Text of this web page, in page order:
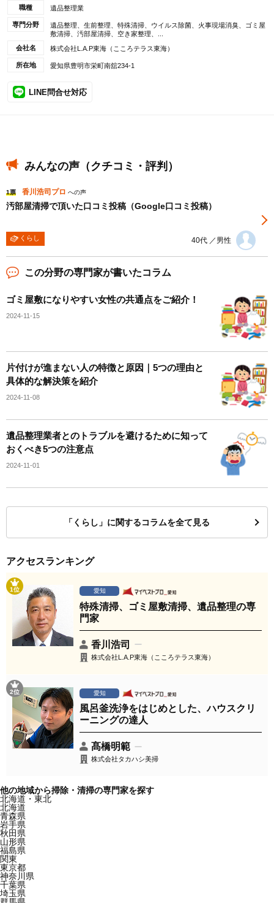
職種 遺品整理業
専門分野
遺品整理、生前整理、特殊清掃、ウイルス除菌、火事現場消臭、ゴミ屋
敷清掃、汚部屋清掃、空き家整理、...
会社名
株式会社L.A.P東海（こころテラス東海）
所在地 愛知県豊明市栄町南舘234-1
LINE問合せ対応
みんなの声（クチコミ・評判）
1票 香川浩司プロ への声
汚部屋清掃で頂いた口コミ投稿（Google口コミ投稿）
くらし 40代 ／男性
この分野の専門家が書いたコラム
ゴミ屋敷になりやすい女性の共通点をご紹介！
2024-11-15
片付けが進まない人の特徴と原因｜5つの理由と
具体的な解決策を紹介
2024-11-08
遺品整理業者とのトラブルを避けるために知って
おくべき5つの注意点
2024-11-01
「くらし」に関するコラムを全て見る
アクセスランキング
1位 愛知
特殊清掃、ゴミ屋敷清掃、遺品整理の専
門家
香川浩司
株式会社L.A.P東海（こころテラス東海）
2位 愛知
風呂釜洗浄をはじめとした、ハウスクリ
ーニングの達人
髙橋明範
株式会社タカハシ美掃
他の地域から掃除・清掃の専門家を探す
北海道・東北
北海道
青森県
岩手県
秋田県
山形県
福島県
関東
東京都
神奈川県
千葉県
埼玉県